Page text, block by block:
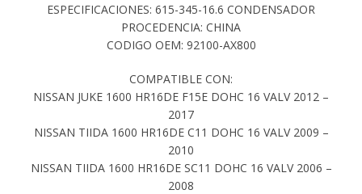
ESPECIFICACIONES: 615-345-16.6 CONDENSADOR
PROCEDENCIA: CHINA
CODIGO OEM: 92100-AX800
COMPATIBLE CON:
NISSAN JUKE 1600 HR16DE F15E DOHC 16 VALV 2012 –
2017
NISSAN TIIDA 1600 HR16DE C11 DOHC 16 VALV 2009 –
2010
NISSAN TIIDA 1600 HR16DE SC11 DOHC 16 VALV 2006 –
2008